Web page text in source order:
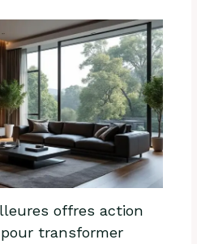
offres action
transformer